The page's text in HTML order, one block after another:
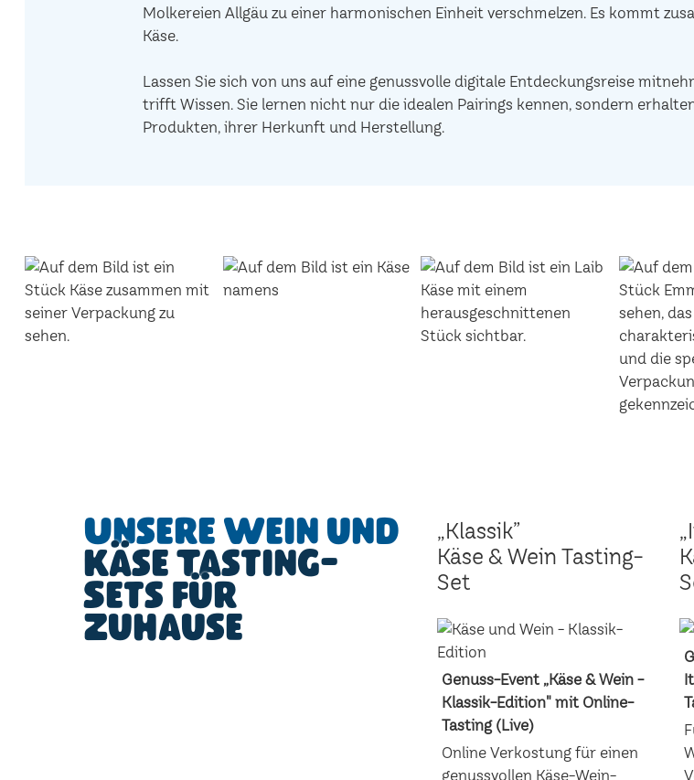
Molkereien Allgäu zu einer harmonischen Einheit verschmelzen. Es kommt
Käse.
Lassen Sie sich von uns auf eine genussvolle digitale Entdeckungsreise
trifft Wissen. Sie lernen nicht nur die idealen Pairings kennen, sondern
Produkten, ihrer Herkunft und Herstellung.
Unsere Wein und
Käse Tasting-
Sets für
Zuhause
„Klassik”
Käse & Wein Tasting-
Set
Genuss-Event „Käse & Wein -
Klassik-Edition" mit Online-
Tasting (Live)
Online Verkostung für einen
genussvollen Käse-Wein-